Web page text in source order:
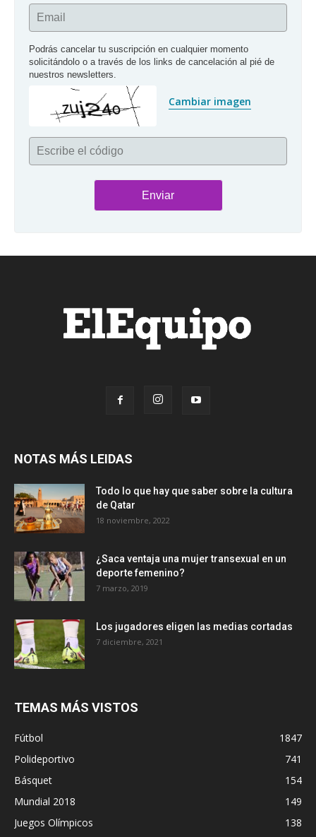
Email
Podrás cancelar tu suscripción en cualquier momento
solicitándolo o a través de los links de cancelación al pié de
nuestros newsletters.
Cambiar imagen
Escribe el código
NOTAS MÁS LEIDAS
Todo lo que hay que saber sobre la cultura
de Qatar
18 noviembre, 2022
¿Saca ventaja una mujer transexual en un
deporte femenino?
7 marzo, 2019
Los jugadores eligen las medias cortadas
7 diciembre, 2021
TEMAS MÁS VISTOS
Fútbol
1847
Polideportivo
741
Básquet
154
Mundial 2018
149
Juegos Olímpicos
138